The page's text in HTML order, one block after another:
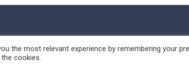
the most relevant experience by remembering your
cookies.